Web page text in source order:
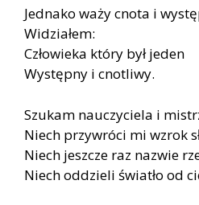
Jed­na­ko waży cno­ta i
Wi­dzia­łem:
Czło­wie­ka któ­ry był je­den
Wy­stęp­ny i cno­tli­wy.
Szu­kam na­uczy­cie­la i
Niech przy­wró­ci mi wzrok
Niech jesz­cze raz na­zwie
Niech od­dzie­li świa­tło od